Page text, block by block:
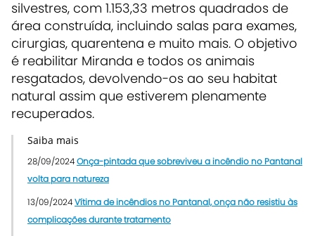
silvestres, com 1.153,33 metros quadrados de
área construída, incluindo salas para exames,
cirurgias, quarentena e muito mais. O objetivo
é reabilitar Miranda e todos os animais
resgatados, devolvendo-os ao seu habitat
natural assim que estiverem plenamente
recuperados.
Saiba mais
28/09/2024Onça-pintada que sobreviveu a incêndio no Pantanal
volta para natureza
13/09/2024Vítima de incêndios no Pantanal, onça não resistiu às
complicações durante tratamento